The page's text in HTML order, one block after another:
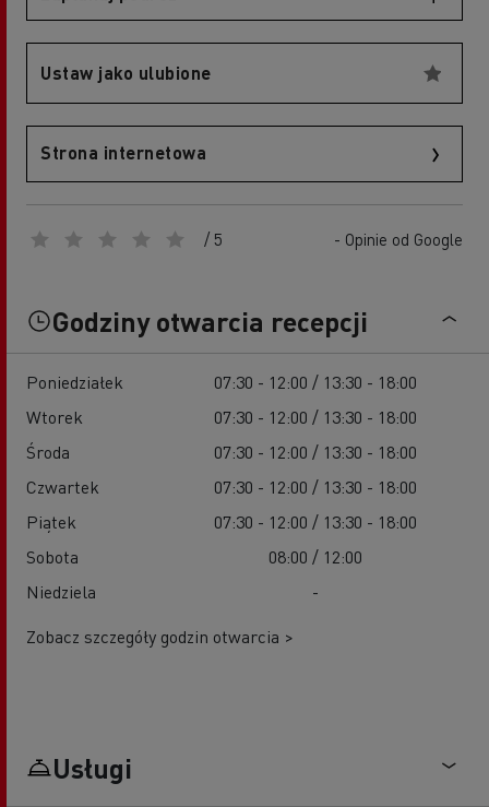
Ustaw jako ulubione
Strona internetowa
/ 5 - Opinie od Google
Godziny otwarcia recepcji
Poniedziałek
07:30 - 12:00 / 13:30 - 18:00
Wtorek
07:30 - 12:00 / 13:30 - 18:00
Środa
07:30 - 12:00 / 13:30 - 18:00
Czwartek
07:30 - 12:00 / 13:30 - 18:00
Piątek
07:30 - 12:00 / 13:30 - 18:00
Sobota
08:00 / 12:00
Niedziela
-
Zobacz szczegóły godzin otwarcia >
Usługi